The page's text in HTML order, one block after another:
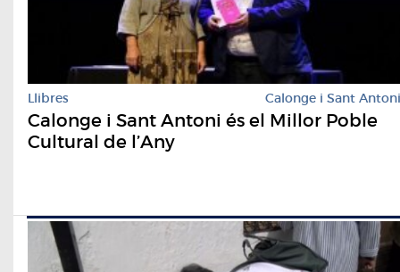
Llibres Calonge i Sant Antoni
Calonge i Sant Antoni és el Millor Poble
Cultural de l’Any